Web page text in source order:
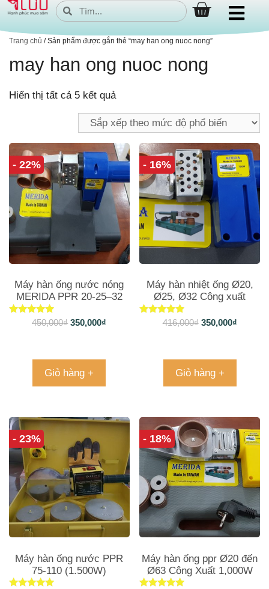
Trang chủ / Sản phẩm được gắn thẻ “may han ong nuoc nong”
may han ong nuoc nong
Hiển thị tất cả 5 kết quả
- 22%
Máy hàn ống nước nóng
MERIDA PPR 20-25–32
(700W)
Được xếp
450,000₫ 350,000₫
Giỏ hàng +
- 16%
Máy hàn nhiệt ống Ø20,
Ø25, Ø32 Công xuất
Được xếp
416,000₫ 350,000₫
Giỏ hàng +
- 23%
Máy hàn ống nước PPR
75-110 (1.500W)
- 18%
Máy hàn ống ppr Ø20 đến
Ø63 Công Xuất 1,000W